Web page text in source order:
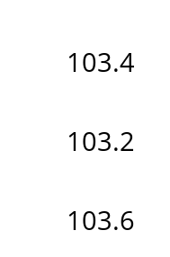
103.4
103.2
103.6